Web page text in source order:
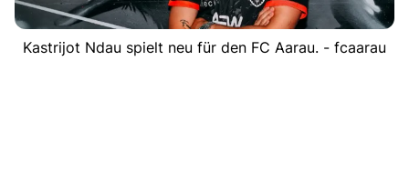
Kastrijot Ndau spielt neu für den FC Aarau. - fcaarau